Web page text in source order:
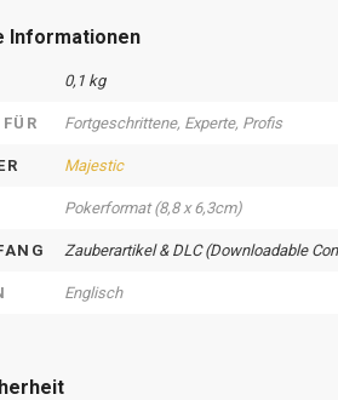
Informationen
0,1 kg
Fortgeschrittene, Experte, Profis
Majestic
Pokerformat (8,8 x 6,3cm)
Zauberartikel & DLC (Downloadable
Englisch